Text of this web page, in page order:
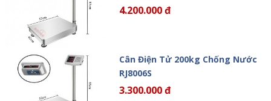
4.200.000 đ
Cân Điện Tử 200kg Chống Nước
RJ8006S
3.300.000 đ